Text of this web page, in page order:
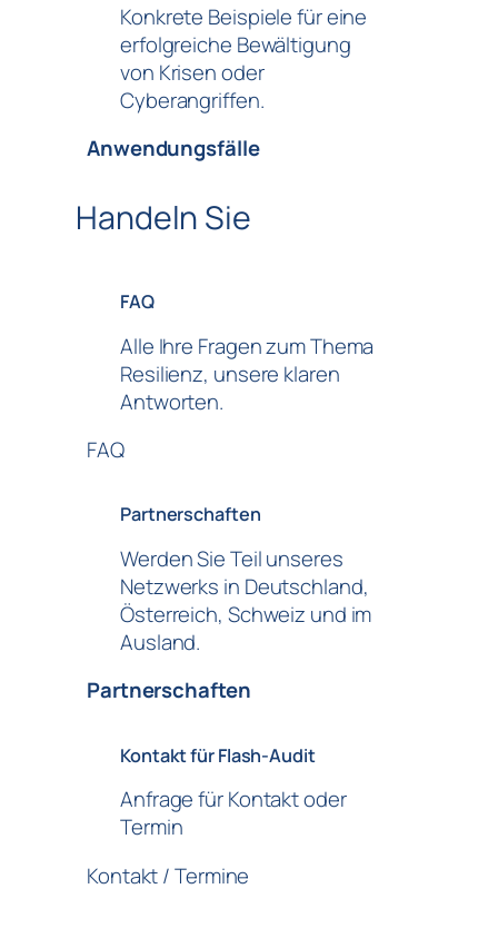
Konkrete Beispiele für eine
erfolgreiche Bewältigung
von Krisen oder
Cyberangriffen.
Anwendungsfälle
Handeln Sie
FAQ
Alle Ihre Fragen zum Thema
Resilienz, unsere klaren
Antworten.
FAQ
Partnerschaften
Werden Sie Teil unseres
Netzwerks in Deutschland,
Österreich, Schweiz und im
Ausland.
Partnerschaften
Kontakt für Flash-Audit
Anfrage für Kontakt oder
Termin
Kontakt / Termine